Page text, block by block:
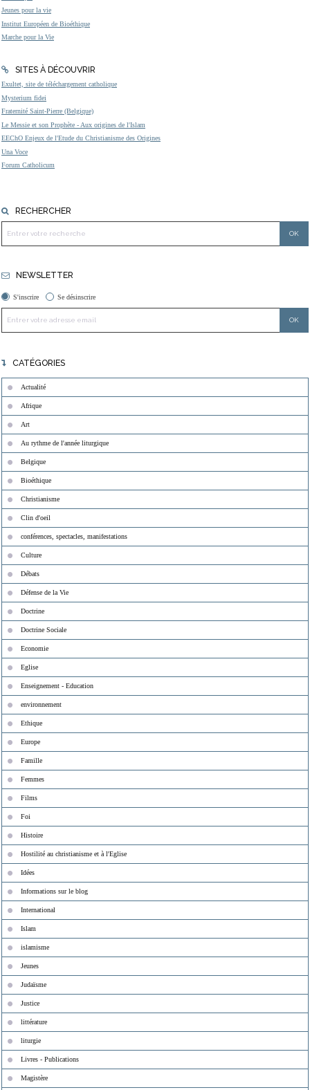
Jeunes pour la vie
Institut Européen de Bioéthique
Marche pour la Vie
SITES À DÉCOUVRIR
Exultet, site de téléchargement catholique
Mysterium fidei
Fraternité Saint-Pierre (Belgique)
Le Messie et son Prophète - Aux origines de l'Islam
EEChO Enjeux de l'Etude du Christianisme des Origines
Una Voce
Forum Catholicum
RECHERCHER
NEWSLETTER
S'inscrire Se désinscrire
CATÉGORIES
Actualité
Afrique
Art
Au rythme de l'année liturgique
Belgique
Bioéthique
Christianisme
Clin d'oeil
conférences, spectacles, manifestations
Culture
Débats
Défense de la Vie
Doctrine
Doctrine Sociale
Economie
Eglise
Enseignement - Education
environnement
Ethique
Europe
Famille
Femmes
Films
Foi
Histoire
Hostilité au christianisme et à l'Eglise
Idées
Informations sur le blog
International
Islam
islamisme
Jeunes
Judaïsme
Justice
littérature
liturgie
Livres - Publications
Magistère